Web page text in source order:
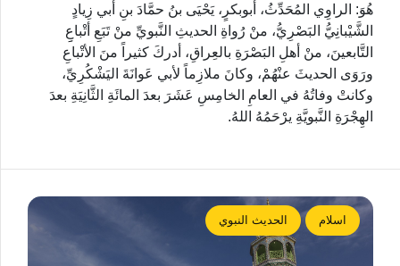
هُوَ: الراوِي المُحَدِّثُ، أبوبكرٍ، يَحْيَى بنُ حمَّادَ بنِ أبي زِيادٍ
الشَّيْبانِيُّ البَصْرِيُّ، منْ رُواةِ الحديثِ النَّبويِّ منْ تَبَعِ أتْباعِِ
التَّابعينَ، منْ أهلِ البَصْرَةِ بالعِراقِ، أدركَ كثيراً منَ الأتْباعِ
ورَوَى الحديثَ عنْهُمْ، وكانَ ملازِماً لأبي عَوانَةَ اليَشْكُرِيِّ،
وكانتْ وفاتُهُ في العامِ الخامِسِ عَشَرَ بعدَ المائَةِ الثَّانِيَةِ بعدَ
الهِجْرَةِ النَّبويَّةِ يرْحَمُهُ اللهُ.
اسلام الحديث النبوي